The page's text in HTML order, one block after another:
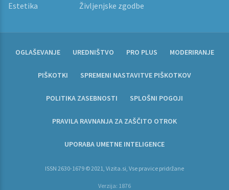
Estetika
Življenjske zgodbe
OGLAŠEVANJE UREDNIŠTVO PRO PLUS MODERIRANJE
PIŠKOTKI SPREMENI NASTAVITVE PIŠKOTKOV
POLITIKA ZASEBNOSTI SPLOŠNI POGOJI
PRAVILA RAVNANJA ZA ZAŠČITO OTROK
UPORABA UMETNE INTELIGENCE
ISSN 2630-1679 © 2021, Vizita.si, Vse pravice pridržane
Verzija: 1876